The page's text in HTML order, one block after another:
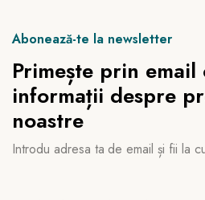
Abonează-te la newsletter
Primește prin email
informații despre
noastre
Introdu adresa ta de email și fii la